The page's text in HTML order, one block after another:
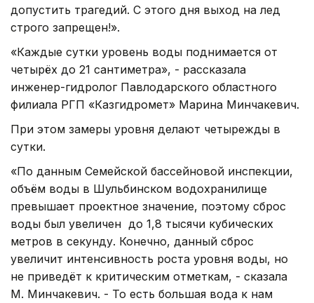
допустить трагедий. С этого дня выход на лед
строго запрещен!».
«Каждые сутки уровень воды поднимается от
четырёх до 21 сантиметра», - рассказала
инженер-гидролог Павлодарского областного
филиала РГП «Казгидромет» Марина Минчакевич.
При этом замеры уровня делают четырежды в
сутки.
«По данным Семейской бассейновой инспекции,
объём воды в Шульбинском водохранилище
превышает проектное значение, поэтому сброс
воды был увеличен до 1,8 тысячи кубических
метров в секунду. Конечно, данный сброс
увеличит интенсивность роста уровня воды, но
не приведёт к критическим отметкам, - сказала
М. Минчакевич. - То есть большая вода к нам